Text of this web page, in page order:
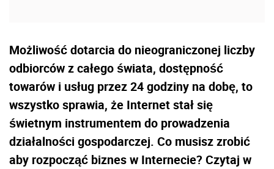
Możliwość dotarcia do nieograniczonej liczby
odbiorców z całego świata, dostępność
towarów i usług przez 24 godziny na dobę, to
wszystko sprawia, że Internet stał się
świetnym instrumentem do prowadzenia
działalności gospodarczej. Co musisz zrobić
aby rozpocząć biznes w Internecie? Czytaj w